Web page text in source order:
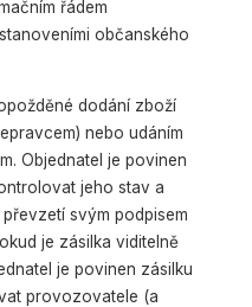
řádem
občanského
dodání zboží
nebo udáním
Objednatel je povinen
jeho stav a
svým podpisem
je zásilka viditelně
je povinen zásilku
provozovatele (a